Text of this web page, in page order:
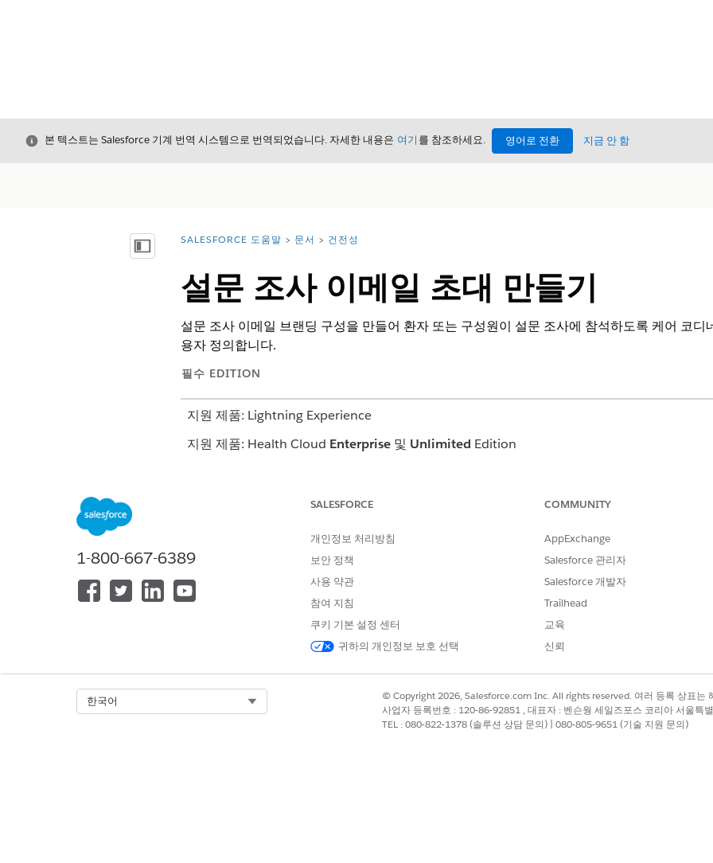
닫기본 텍스트는 Salesforce 기계 번역 시스템으로 번역되었습니다. 자세한 내용은 여기 를 참조하세요. 영어로 전환 지금 안 함
목차 표시 위치:
SALESFORCE 도움말 문서 건전성
설문 조사 이메일 초대 만들기
설문 조사 이메일 브랜딩 구성을 만들어 환자 또는 구성원이 설문 조사에 참석하도록 케어 코
용자 정의합니다.
필수 EDITION
지원 제품: Lightning Experience
지원 제품: Health Cloud Enterprise및 Unlimited Edition
설문 조사에 대한 이메일 초대 생성:
AND
설문 조사 초대 만들기 및 읽
발신 초대의 기본 메타데이터가 포함된 쉼표로 구분된 템플릿 파일을 만듭니다.
MASTERLABEL 보낸 사람 이메일 주소
예 예 example@example.com 귀하를 위한
이메일에 이미지를 포함하려면 CSV 파일에 2개의 열을 더 추가합니다.
1-800-667-6389
SALESFORCE
개인정보 처리방침
보안 정책
사용 약관
참여 지침
쿠키 기본 설정 센터
귀하의 개인정보 보호 선택
COMMUNITY
AppExchange
Salesforce 관리자
Salesforce 개발자
Trailhead
교육
신뢰
한국어
© Copyright 2026, Salesforce.com Inc. All rights reserved. 여러 등록 상표는
사업자 등록번호 : 120-86-92851 , 대표자 : 벤슨웡 세일즈포스 코리아 서울
TEL : 080-822-1378 (솔루션 상담 문의) | 080-805-9651 (기술 지원 문의)